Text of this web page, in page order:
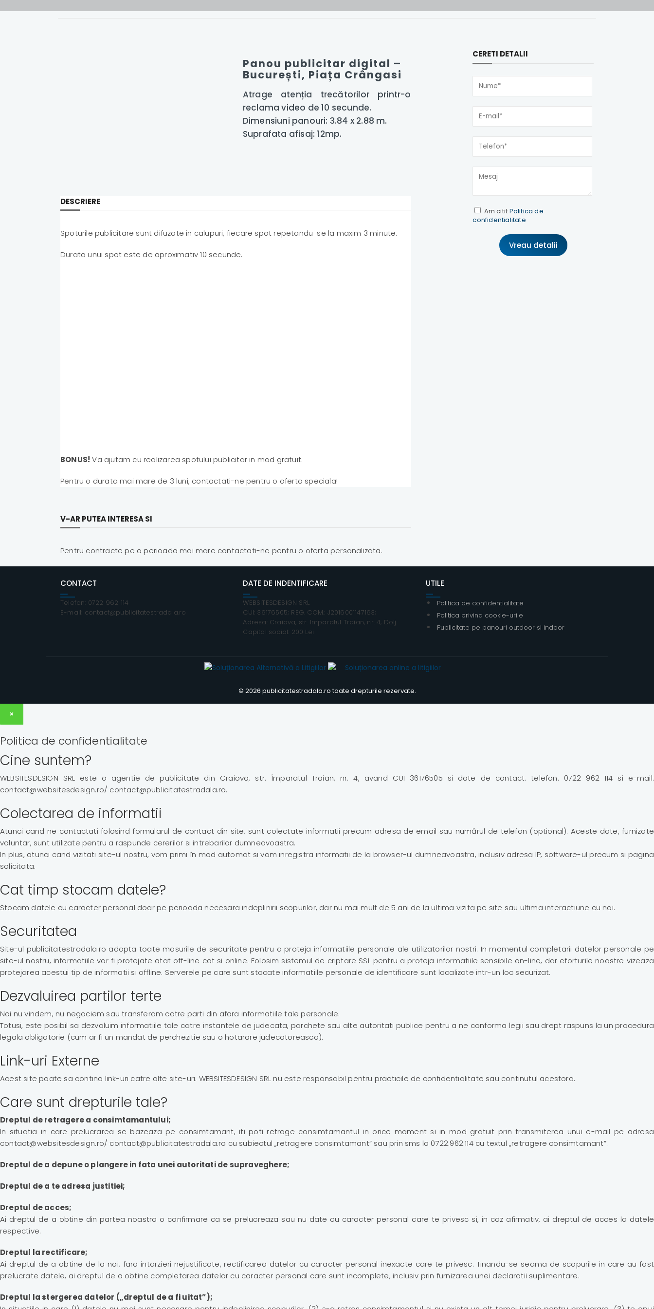
Panou publicitar digital –
București, Piața Crângasi
Atrage atenția trecătorilor printr-o
reclama video de 10 secunde.
Dimensiuni panouri: 3.84 x 2.88 m.
Suprafata afisaj: 12mp.
DESCRIERE
Spoturile publicitare sunt difuzate in calupuri, fiecare spot repetandu-se la maxim 3 minute.
Durata unui spot este de aproximativ 10 secunde.
BONUS! Va ajutam cu realizarea spotului publicitar in mod gratuit.
Pentru o durata mai mare de 3 luni, contactati-ne pentru o oferta speciala!
V-AR PUTEA INTERESA SI
Pentru contracte pe o perioada mai mare contactati-ne pentru o oferta personalizata.
CERETI DETALII
Am citit Politica de
confidentialitate
CONTACT
Telefon: 0722 962 114
E-mail: contact@publicitatestradala.ro
DATE DE INDENTIFICARE
WEBSITESDESIGN SRL
CUI: 36176505; REG. COM.: J2016001147163;
Adresa: Craiova, str. Imparatul Traian, nr. 4, Dolj
Capital social: 200 Lei
UTILE
Politica de confidentialitate
Politica privind cookie-urile
Publicitate pe panouri outdoor si indoor
© 2026 publicitatestradala.ro toate drepturile rezervate.
×
Politica de confidentialitate
Cine suntem?
WEBSITESDESIGN SRL este o agentie de publicitate din Craiova, str. Împaratul Traian, nr. 4, avand CUI 36176505 si date de contact: telefon: 0722 962 114 si e-mail:
contact@websitesdesign.ro/ contact@publicitatestradala.ro.
Colectarea de informatii
Atunci cand ne contactati folosind formularul de contact din site, sunt colectate informatii precum adresa de email sau numărul de telefon (optional). Aceste date, furnizate
voluntar, sunt utilizate pentru a raspunde cererilor si intrebarilor dumneavoastra.
In plus, atunci cand vizitati site-ul nostru, vom primi în mod automat si vom inregistra informatii de la browser-ul dumneavoastra, inclusiv adresa IP, software-ul precum si pagina
solicitata.
Cat timp stocam datele?
Stocam datele cu caracter personal doar pe perioada necesara indeplinirii scopurilor, dar nu mai mult de 5 ani de la ultima vizita pe site sau ultima interactiune cu noi.
Securitatea
Site-ul publicitatestradala.ro adopta toate masurile de securitate pentru a proteja informatiile personale ale utilizatorilor nostri. In momentul completarii datelor personale pe
site-ul nostru, informatiile vor fi protejate atat off-line cat si online. Folosim sistemul de criptare SSL pentru a proteja informatiile sensibile on-line, dar eforturile noastre vizeaza
protejarea acestui tip de informatii si offline. Serverele pe care sunt stocate informatiile personale de identificare sunt localizate intr-un loc securizat.
Dezvaluirea partilor terte
Noi nu vindem, nu negociem sau transferam catre parti din afara informatiile tale personale.
Totusi, este posibil sa dezvaluim informatiile tale catre instantele de judecata, parchete sau alte autoritati publice pentru a ne conforma legii sau drept raspuns la un procedura
legala obligatorie (cum ar fi un mandat de perchezitie sau o hotarare judecatoreasca).
Link-uri Externe
Acest site poate sa contina link-uri catre alte site-uri. WEBSITESDESIGN SRL nu este responsabil pentru practicile de confidentialitate sau continutul acestora.
Care sunt drepturile tale?
Dreptul de retragere a consimtamantului;
In situatia in care prelucrarea se bazeaza pe consimtamant, iti poti retrage consimtamantul in orice moment si in mod gratuit prin transmiterea unui e-mail pe adresa
contact@websitesdesign.ro/ contact@publicitatestradala.ro cu subiectul „retragere consimtamant” sau prin sms la 0722.962.114 cu textul „retragere consimtamant”.
Dreptul de a depune o plangere in fata unei autoritati de supraveghere;
Dreptul de a te adresa justitiei;
Dreptul de acces;
Ai dreptul de a obtine din partea noastra o confirmare ca se prelucreaza sau nu date cu caracter personal care te privesc si, in caz afirmativ, ai dreptul de acces la datele
respective.
Dreptul la rectificare;
Ai dreptul de a obtine de la noi, fara intarzieri nejustificate, rectificarea datelor cu caracter personal inexacte care te privesc. Tinandu-se seama de scopurile in care au fost
prelucrate datele, ai dreptul de a obtine completarea datelor cu caracter personal care sunt incomplete, inclusiv prin furnizarea unei declaratii suplimentare.
Dreptul la stergerea datelor („dreptul de a fi uitat”);